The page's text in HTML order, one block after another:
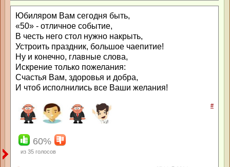
Юбиляром Вам сегодня быть,
«50» - отличное событие,
В честь него стол нужно накрыть,
Устроить праздник, большое чаепитие!
Ну и конечно, главные слова,
Искрение только пожелания:
Счастья Вам, здоровья и добра,
И чтоб исполнились все Ваши желания!
#
60%
из 35 голосов